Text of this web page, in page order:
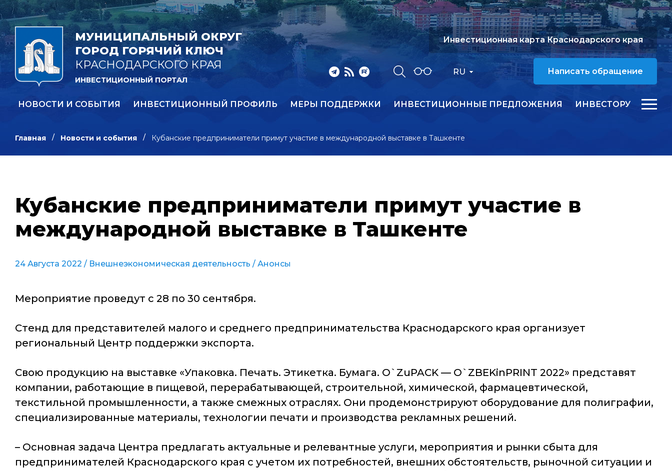
МУНИЦИПАЛЬНЫЙ ОКРУГ
ГОРОД ГОРЯЧИЙ КЛЮЧ
КРАСНОДАРСКОГО КРАЯ
ИНВЕСТИЦИОННЫЙ ПОРТАЛ
RU
Инвестиционная карта Краснодарского края
Написать обращение
НОВОСТИ И СОБЫТИЯ ИНВЕСТИЦИОННЫЙ ПРОФИЛЬ МЕРЫ ПОДДЕРЖКИ ИНВЕСТИЦИОННЫЕ ПРЕДЛОЖЕНИЯ ИНВЕСТОРУ
Главная Новости и события Кубанские предприниматели примут участие в международной выставке в Ташкенте
Кубанские предприниматели примут участие в
международной выставке в Ташкенте
24 Августа 2022 / Внешнеэкономическая деятельность / Анонсы
Мероприятие проведут с 28 по 30 сентября.
Стенд для представителей малого и среднего предпринимательства Краснодарского края организует
региональный Центр поддержки экспорта.
Свою продукцию на выставке «Упаковка. Печать. Этикетка. Бумага. O`ZuPACK — O`ZBEKinPRINT 2022» представят
компании, работающие в пищевой, перерабатывающей, строительной, химической, фармацевтической,
текстильной промышленности, а также смежных отраслях. Они продемонстрируют оборудование для полиграфии,
специализированные материалы, технологии печати и производства рекламных решений.
– Основная задача Центра предлагать актуальные и релевантные услуги, мероприятия и рынки сбыта для
предпринимателей Краснодарского края с учетом их потребностей, внешних обстоятельств, рыночной ситуации и